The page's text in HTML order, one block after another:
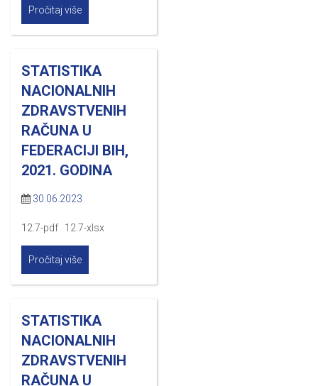
Pročitaj više
STATISTIKA
NACIONALNIH
ZDRAVSTVENIH
RAČUNA U
FEDERACIJI BIH,
2021. GODINA
30.06.2023
12.7-pdf 12.7-xlsx
Pročitaj više
STATISTIKA
NACIONALNIH
ZDRAVSTVENIH
RAČUNA U